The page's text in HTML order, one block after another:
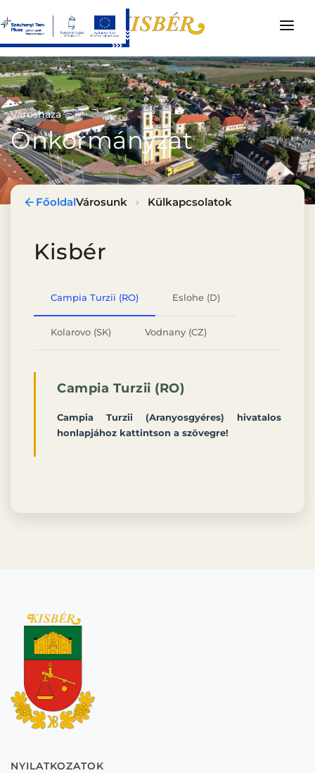
HÍREK
HIVATAL
INTÉZMÉNYEK
VÁROSUNK
ÜGYINTÉZÉS
ADATVÉDELEM
KAPCSOLAT
Városháza
Önkormányzat
FőoldalVárosunk › Külkapcsolatok
Kisbér
Campia Turzii (RO) Eslohe (D)
Kolarovo (SK) Vodnany (CZ)
Campia Turzii (RO)
Campia Turzii (Aranyosgyéres) hivatalos
honlapjához kattintson a szövegre!
NYILATKOZATOK